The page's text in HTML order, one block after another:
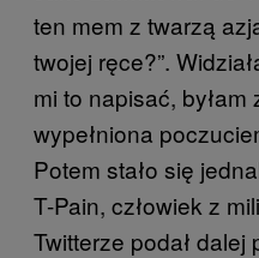
ten mem z twarzą
twojej ręce?”.
mi to napisać,
wypełniona
Potem stało się
T-Pain, człowiek z
Twitterze podał dalej